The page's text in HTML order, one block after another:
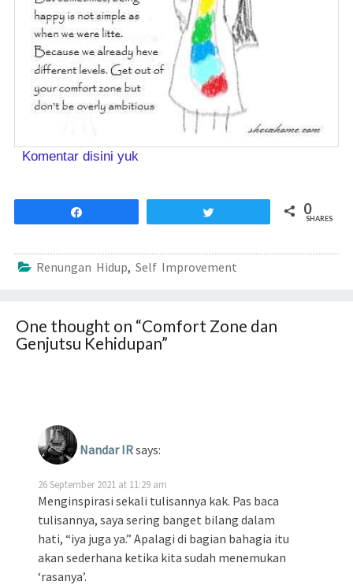
Komentar disini yuk
0
SHARES
Renungan Hidup, Self Improvement
One thought on “Comfort Zone dan
Genjutsu Kehidupan”
Nandar IRsays:
26 September 2021 at 11:29 am
Menginspirasi sekali tulisannya kak. Pas baca
tulisannya, saya sering banget bilang dalam
hati, “iya juga ya.” Apalagi di bagian bahagia itu
akan sederhana ketika kita sudah menemukan
‘rasanya’.